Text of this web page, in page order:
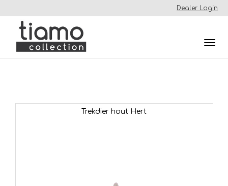
Dealer Login
Trekdier hout Hert